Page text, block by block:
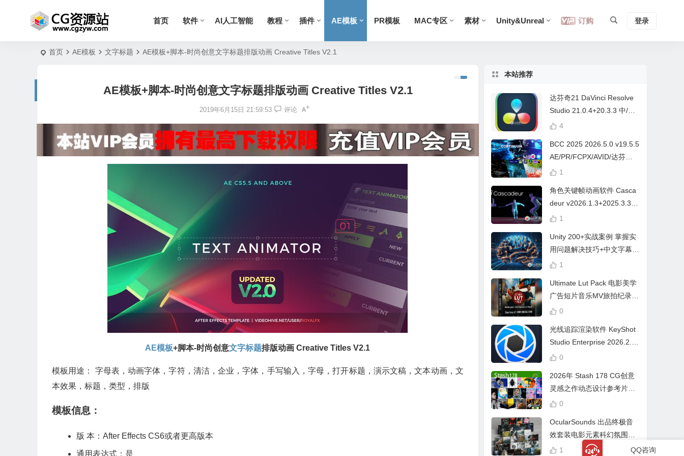
首页 软件 AI人工智能 教程 插件 AE模板 PR模板 MAC专区 素材 Unity&Unreal 订购 登录
首页 AE模板 文字标题 AE模板+脚本-时尚创意文字标题排版动画 Creative Titles V2.1
AE模板+脚本-时尚创意文字标题排版动画 Creative Titles V2.1
2019年6月15日 21:59:53 评论
AE模板+脚本-时尚创意文字标题排版动画 Creative Titles V2.1
模板用途： 字母表，动画字体，字符，清洁，企业，字体，手写输入，字母，打开标题，演示文稿，文本动画，文
本效果，标题，类型，排版
模板信息：
版 本：After Effects CS6或者更高版本
通用表达式：是
本站推荐
达芬奇21 DaVinci Resolve
Studio 21.0.4+20.3.3 中/英
文 Win/Mac
4
BCC 2025 2026.5.0 v19.5.5
AE/PR/FCPX/AVID/达芬奇
视频特效插件Continuum Wi
1
角色关键帧动画软件 Casca
deur v2026.1.3+2025.3.3
Win/Mac+中文字幕教程
1
Unity 200+实战案例 掌握实
用问题解决技巧+中文字幕 L
earn Problem Solving
1
Ultimate Lut Pack 电影美学
广告短片音乐MV旅拍纪录片
视频调色预设
0
光线追踪渲染软件 KeyShot
Studio Enterprise 2026.2.1
Win中文版
0
2026年 Stash 178 CG创意
灵感之作动态设计参考片广
告视频动画短片合集
0
OcularSounds 出品终极音
效套装电影元素科幻氛围冲
击无人机音效素材包 Full Ac
1 QQ咨询